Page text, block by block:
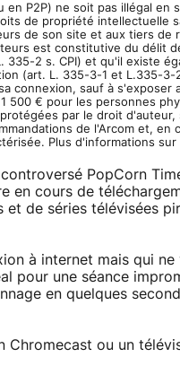
en P2P) ne soit pas illégal en
de propriété intellectuelle
de son site et aux tiers
est constitutive du délit
2 s. CPI) et qu'il existe
(art. L. 335-3-1 et L.335-3-
connexion, sauf à
500 € pour les personnes
par le droit d'auteur,
de l'Arcom et,
Plus d'informations sur
PopCorn
en cours de
de séries télévisées
à internet mais qui
pour une séance
en quelques
Chromecast ou un